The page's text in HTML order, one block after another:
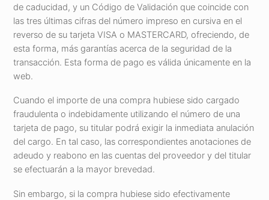
de caducidad, y un Código de Validación que coincide con
las tres últimas cifras del número impreso en cursiva en el
reverso de su tarjeta VISA o MASTERCARD, ofreciendo, de
esta forma, más garantías acerca de la seguridad de la
transacción. Esta forma de pago es válida únicamente en la
web.
Cuando el importe de una compra hubiese sido cargado
fraudulenta o indebidamente utilizando el número de una
tarjeta de pago, su titular podrá exigir la inmediata anulación
del cargo. En tal caso, las correspondientes anotaciones de
adeudo y reabono en las cuentas del proveedor y del titular
se efectuarán a la mayor brevedad.
Sin embargo, si la compra hubiese sido efectivamente